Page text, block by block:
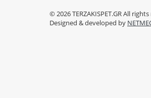
© 2026TERZAKISPET.GRAll rights
Designed & developed by